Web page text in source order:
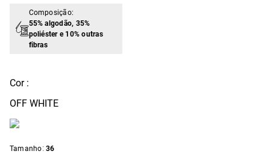
Composição:
55% algodão, 35%
poliéster e 10% outras
fibras
Cor :
OFF WHITE
Tamanho: 36
jeans
º vestido curto